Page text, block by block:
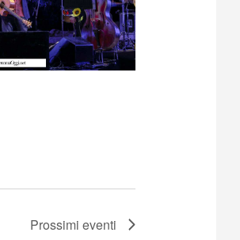
Prossimi eventi